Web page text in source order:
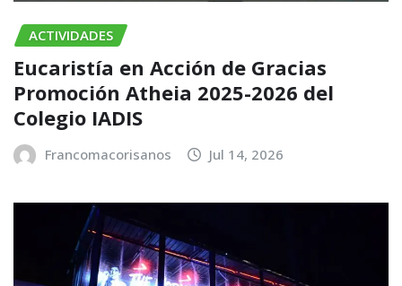
ACTIVIDADES
Eucaristía en Acción de Gracias
Promoción Atheia 2025-2026 del
Colegio IADIS
Francomacorisanos Jul 14, 2026